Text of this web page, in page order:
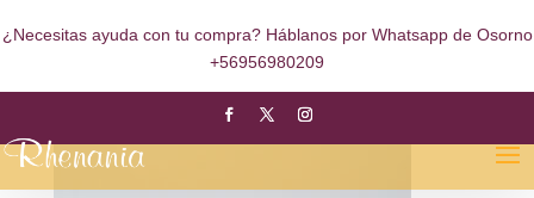
¿Necesitas ayuda con tu compra? Háblanos por Whatsapp de Osorno
+56956980209
Alfajor Chancaca